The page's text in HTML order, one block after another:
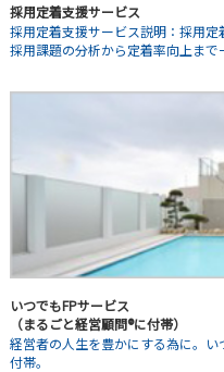
採用定着支援サービス
採用定着支援サービス説明：採用定
採用課題の分析から定着率向上まで
いつでもFPサービス
（まるごと経営顧問®に付帯）
経営者の人生を豊かにする為に。
付帯。